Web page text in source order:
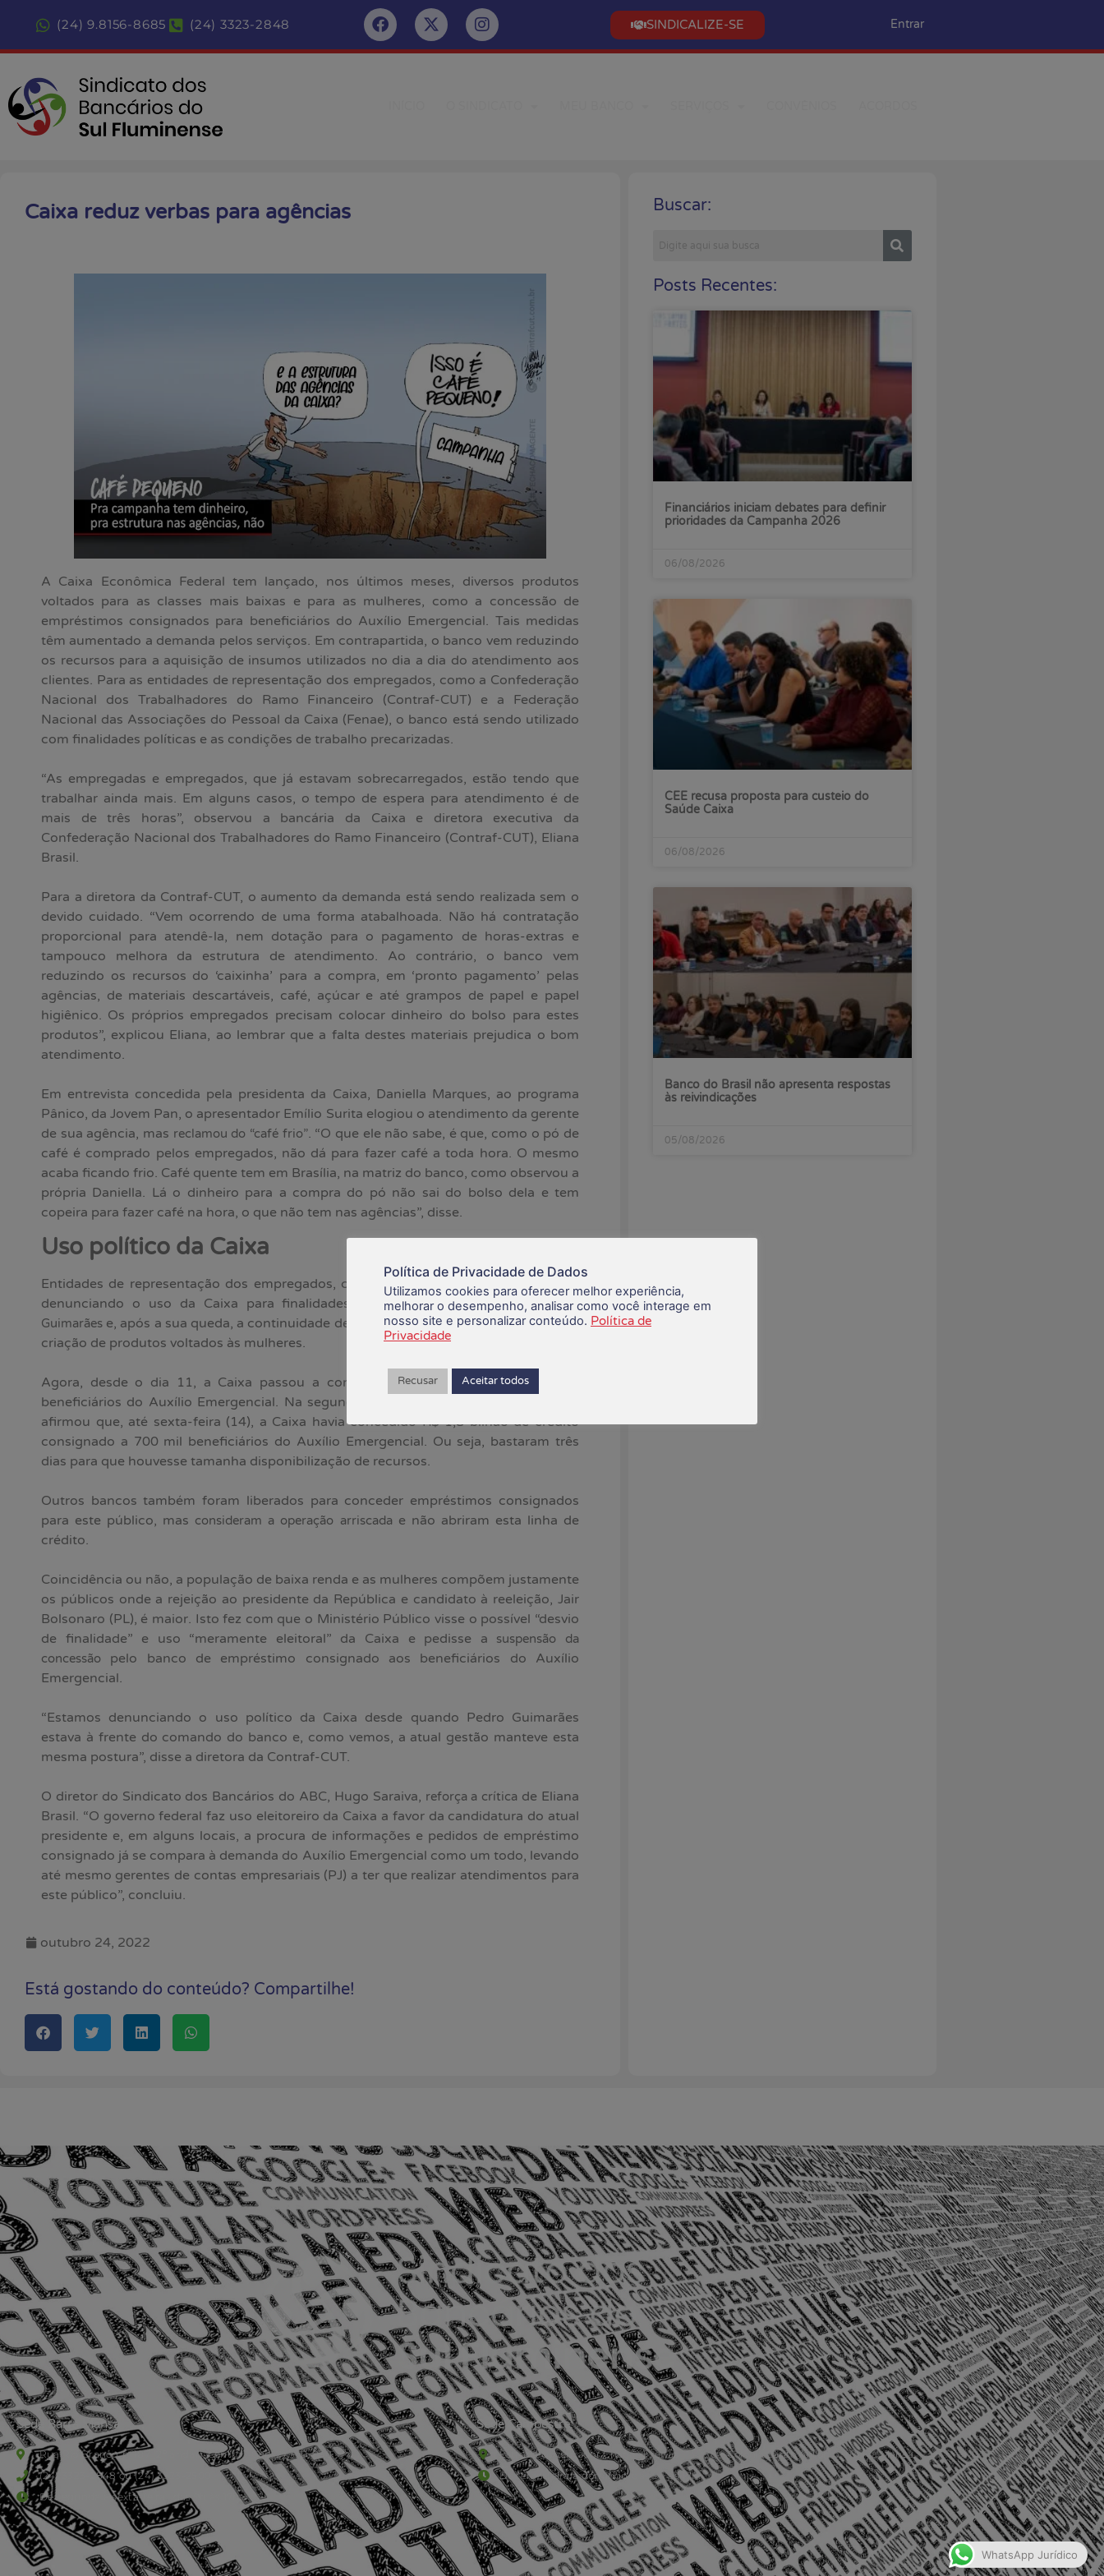
(24) 9.8156-8685 (24) 3323-2848 SINDICALIZE-SE Entrar
Caixa reduz verbas para agências
A Caixa Econômica Federal tem lançado, nos últimos meses, diversos produtos
voltados para as classes mais baixas e para as mulheres, como a concessão de
empréstimos consignados para beneficiários do Auxílio Emergencial. Tais medidas
têm aumentado a demanda pelos serviços. Em contrapartida, o banco vem reduzindo
os recursos para a aquisição de insumos utilizados no dia a dia do atendimento aos
clientes. Para as entidades de representação dos empregados, como a Confederação
Nacional dos Trabalhadores do Ramo Financeiro (Contraf-CUT) e a Federação
Nacional das Associações do Pessoal da Caixa (Fenae), o banco está sendo utilizado
com finalidades políticas e as condições de trabalho precarizadas.
“As empregadas e empregados, que já estavam sobrecarregados, estão tendo que
trabalhar ainda mais. Em alguns casos, o tempo de espera para atendimento é de
mais de três horas”, observou a bancária da Caixa e diretora executiva da
Confederação Nacional dos Trabalhadores do Ramo Financeiro (Contraf-CUT), Eliana
Brasil.
Para a diretora da Contraf-CUT, o aumento da demanda está sendo realizada sem o
devido cuidado. “Vem ocorrendo de uma forma atabalhoada. Não há contratação
proporcional para atendê-la, nem dotação para o pagamento de horas-extras e
tampouco melhora da estrutura de atendimento. Ao contrário, o banco vem
reduzindo os recursos do ‘caixinha’ para a compra, em ‘pronto pagamento’ pelas
agências, de materiais descartáveis, café, açúcar e até grampos de papel e papel
higiênico. Os próprios empregados precisam colocar dinheiro do bolso para estes
produtos”, explicou Eliana, ao lembrar que a falta destes materiais prejudica o bom
atendimento.
Em entrevista concedida pela presidenta da Caixa, Daniella Marques, ao programa
Pânico, da Jovem Pan, o apresentador Emílio Surita elogiou o atendimento da gerente
de sua agência, mas reclamou do “café frio”. “O que ele não sabe, é que, como o pó de
café é comprado pelos empregados, não dá para fazer café a toda hora. O mesmo
acaba ficando frio. Café quente tem em Brasília, na matriz do banco, como observou a
própria Daniella. Lá o dinheiro para a compra do pó não sai do bolso dela e tem
copeira para fazer café na hora, o que não tem nas agências”, disse.
Uso político da Caixa
Entidades de representação dos empregados, como a Contraf-CUT e a Fenae, vêm
denunciando o uso da Caixa para finalidades políticasdesde a gestão de Pedro
Guimarães e, após a sua queda, a continuidade deste mal-uso pela atual gestão, com a
criação de produtos voltados às mulheres.
Agora, desde o dia 11, a Caixa passou a conceder empréstimo consignado aos
beneficiários do Auxílio Emergencial. Na segunda-feira (17), a presidenta do banco
afirmou que, até sexta-feira (14), a Caixa havia concedido R$ 1,8 bilhão de crédito
consignado a 700 mil beneficiários do Auxílio Emergencial. Ou seja, bastaram três
dias para que houvesse tamanha disponibilização de recursos.
Outros bancos também foram liberados para conceder empréstimos consignados
para este público, mas consideram a operação arriscada e não abriram esta linha de
crédito.
Coincidência ou não, a população de baixa renda e as mulheres compõem justamente
os públicos onde a rejeição ao presidente da República e candidato à reeleição, Jair
Bolsonaro (PL), é maior. Isto fez com que o Ministério Público visse o possível “desvio
de finalidade” e uso “meramente eleitoral” da Caixa e pedisse a suspensão da
concessão
pelo banco de empréstimo consignado aos beneficiários do Auxílio
Emergencial.
“Estamos denunciando o uso político da Caixa desde quando Pedro Guimarães
estava à frente do comando do banco e, como vemos, a atual gestão manteve esta
mesma postura”, disse a diretora da Contraf-CUT.
O diretor do Sindicato dos Bancários do ABC, Hugo Saraiva, reforça a crítica de Eliana
Brasil. “O governo federal faz uso eleitoreiro da Caixa a favor da candidatura do atual
presidente e, em alguns locais, a procura de informações e pedidos de empréstimo
consignado já se compara à demanda do Auxílio Emergencial como um todo, levando
até mesmo gerentes de contas empresariais (PJ) a ter que realizar atendimentos para
este público”, concluiu.
outubro 24, 2022
Está gostando do conteúdo? Compartilhe!
Buscar:
Posts Recentes:
Financiários iniciam debates para definir
prioridades da Campanha 2026
06/08/2026
CEE recusa proposta para custeio do
Saúde Caixa
06/08/2026
Banco do Brasil não apresenta respostas
às reivindicações
05/08/2026
Sede Barra Mansa
Rua Rio Branco, nº107 (2º andar), Centro - Cep: 27.330-030
(24) 3323-2848 ou (24) 3323-2500
De segunda à sexta-feira , das 9h às 17h.
Sede Campestre:
Estrada Governador Chagas Freitas – 3.780 – Colônia Santo Antônio – Barra Mansa
De terça-feira a domingo, das 9h às 17h
Política de Privacidade de Dados
Utilizamos cookies para oferecer melhor experiência,
melhorar o desempenho, analisar como você interage em
nosso site e personalizar conteúdo. Política de
Privacidade
Recusar Aceitar todos
WhatsApp Jurídico